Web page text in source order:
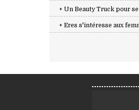
+ Un Beauty Truck pour
+ Eres s'intéresse aux